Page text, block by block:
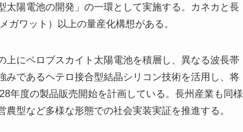
陽電池の開発」の一環として実施する。カネカと長
ガワット）以上の量産化構想がある。
にペロブスカイト太陽電池を積層し、異なる波長帯
であるヘテロ接合型結晶シリコン技術を活用し、将
年度の製品販売開始を計画している。長州産業も同様
型など多様な形態での社会実装実証を推進する。